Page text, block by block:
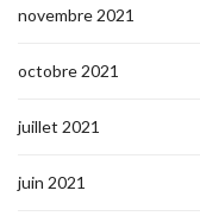
novembre 2021
octobre 2021
juillet 2021
juin 2021